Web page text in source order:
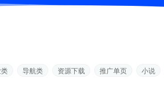
导航类 资源下载 推广单页 小说